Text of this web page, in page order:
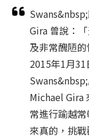
Gira 曾說：
及非常醜陋
2015年1月31
Michael Gira
常進行踰越
來真的，挑